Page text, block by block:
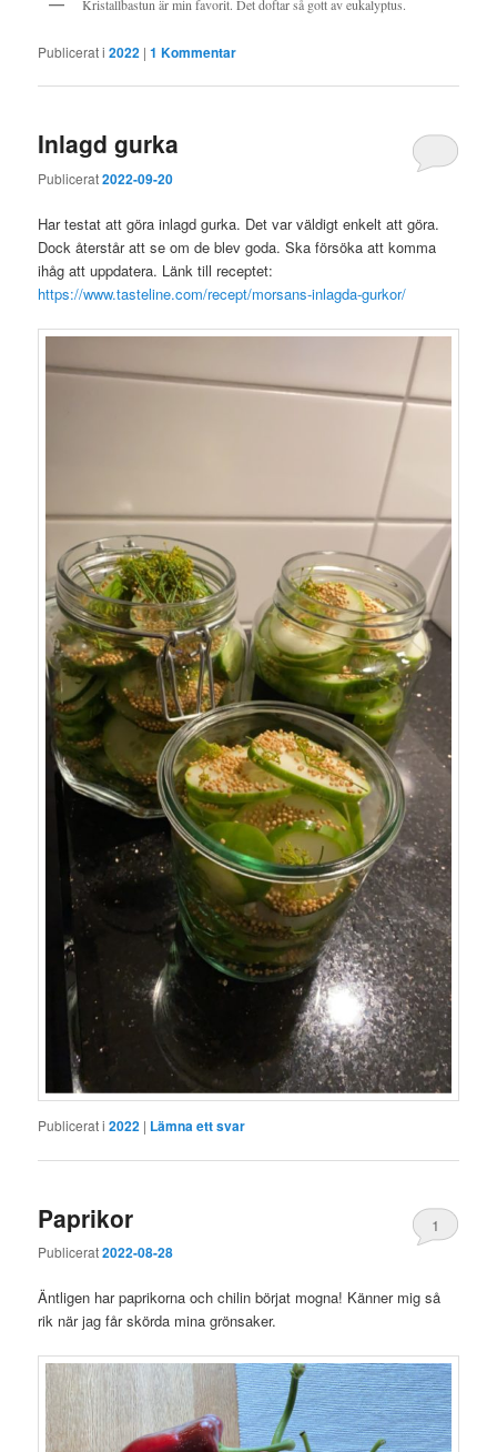
Kristallbastun är min favorit. Det doftar så gott av eukalyptus.
Publicerat i 2022 |1 Kommentar
Inlagd gurka
Publicerat2022-09-20
Har testat att göra inlagd gurka. Det var väldigt enkelt att göra.
Dock återstår att se om de blev goda. Ska försöka att komma
ihåg att uppdatera. Länk till receptet:
https://www.tasteline.com/recept/morsans-inlagda-gurkor/
Publicerat i 2022 | Lämna ett svar
Paprikor
Publicerat2022-08-28
1
Äntligen har paprikorna och chilin börjat mogna! Känner mig så
rik när jag får skörda mina grönsaker.